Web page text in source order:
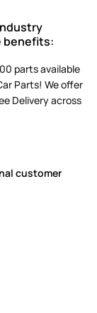
benefits:
parts available
Parts! We offer
Delivery across
customer